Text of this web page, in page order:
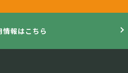
情報はこちら